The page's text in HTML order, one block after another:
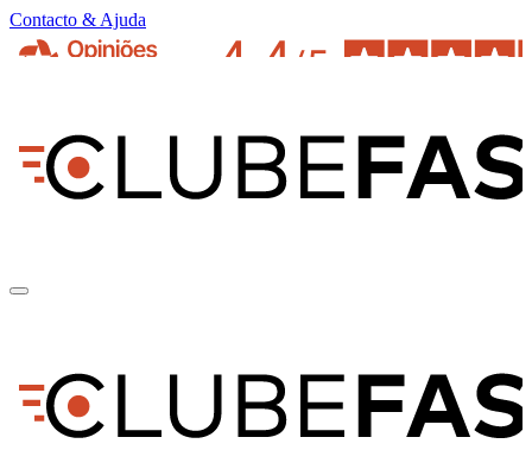
Contacto & Ajuda